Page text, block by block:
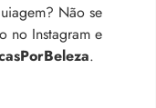
Não se
no Instagram e
.